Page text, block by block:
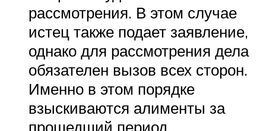
рассмотрения. В этом случае
истец также подает заявление,
однако для рассмотрения дела
обязателен вызов всех сторон.
Именно в этом порядке
взыскиваются алименты за
прошедший период.